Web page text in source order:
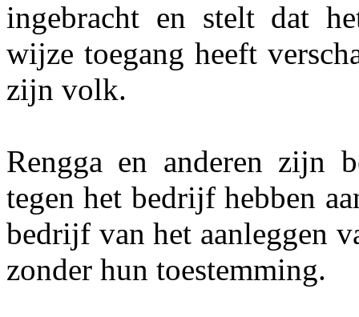
ingebracht en stelt dat
wijze toegang heeft
zijn volk.
Rengga en anderen zijn
tegen het bedrijf hebben
bedrijf van het aanleggen
zonder hun toestemming.